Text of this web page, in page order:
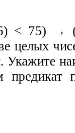
< 75) →
целых
Укажите